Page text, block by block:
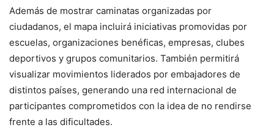
Además de mostrar caminatas organizadas por
ciudadanos, el mapa incluirá iniciativas promovidas por
escuelas, organizaciones benéficas, empresas, clubes
deportivos y grupos comunitarios. También permitirá
visualizar movimientos liderados por embajadores de
distintos países, generando una red internacional de
participantes comprometidos con la idea de no rendirse
frente a las dificultades.